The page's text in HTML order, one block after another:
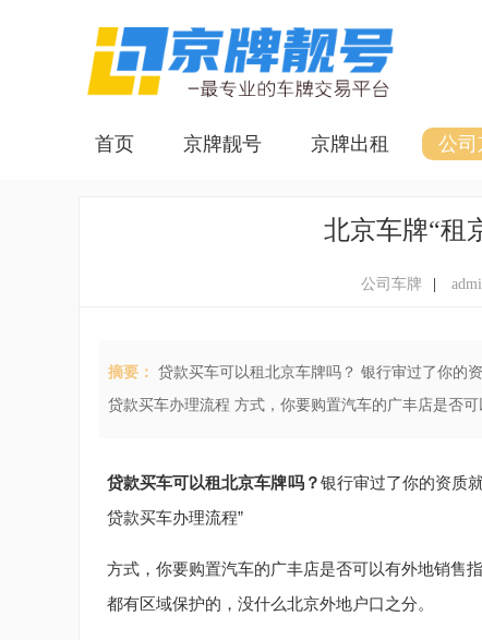
首页 京牌靓号 京牌出租 公司
北京车牌“租
公司车牌
摘要： 贷款买车可以租北京车牌吗？ 银行审过了你的
贷款买车办理流程 方式，你要购置汽车的广丰店是否可
贷款买车可以租北京车牌吗？银行审过了你的资质
贷款买车办理流程”
方式，你要购置汽车的广丰店是否可以有外地销售
都有区域保护的，没什么北京外地户口之分。